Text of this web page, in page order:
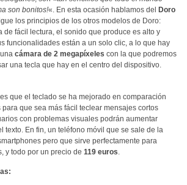
son bonitos!«. En esta ocasión hablamos del
Doro
los principios de los otros modelos de Doro:
de fácil lectura, el sonido que produce es alto y
funcionalidades están a un solo clic, a lo que hay
cámara de 2 megapíxeles con la que podremos
una tecla que hay en el centro del dispositivo.
que el teclado se ha mejorado en comparación
que sea más fácil teclear mensajes cortos
con problemas visuales podrán aumentar
texto. En fin, un teléfono móvil que se sale de la
pero que sirve perfectamente para
y todo por un precio de 119 euros.